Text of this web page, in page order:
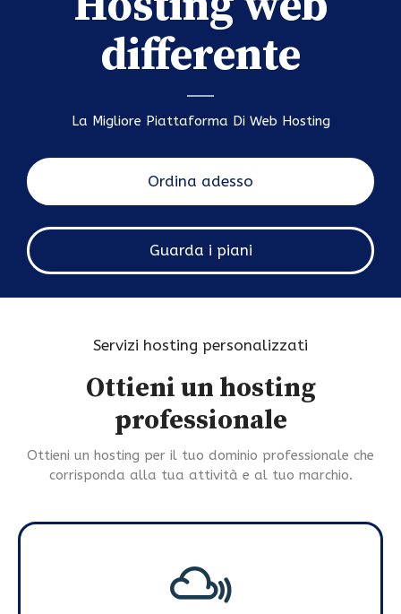
differente
La Migliore Piattaforma Di Web Hosting
Ordina adesso
Guarda i piani
Servizi hosting personalizzati
Ottieni un hosting
professionale
Ottieni un hosting per il tuo dominio professionale che
corrisponda alla tua attività e al tuo marchio.